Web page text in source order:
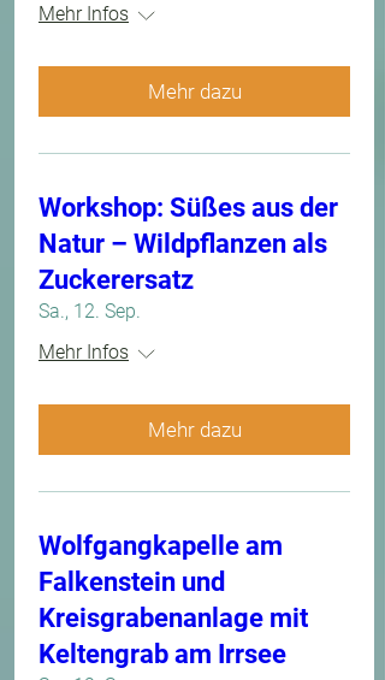
Mehr Infos
Mehr dazu
Workshop: Süßes aus der
Natur – Wildpflanzen als
Zuckerersatz
Sa., 12. Sep.
Mehr Infos
Mehr dazu
Wolfgangkapelle am
Falkenstein und
Kreisgrabenanlage mit
Keltengrab am Irrsee